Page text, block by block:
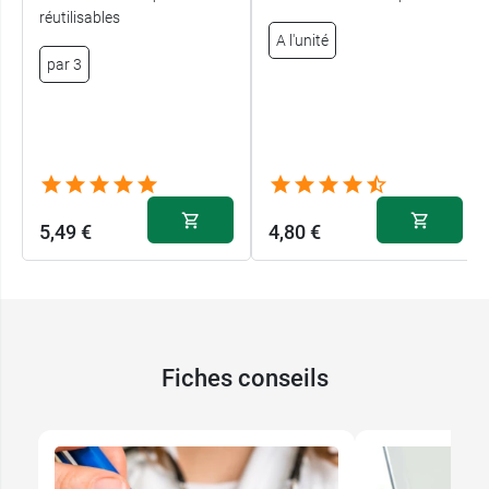
Vetoform propose différentes solutions contre
les parasites, dont le
Croch'tic normal + 1 Croch'tic spécial petites
tiques)
réutilisables
par 3
5,49 €
A l'unité
4,80 €
Fiches conseils